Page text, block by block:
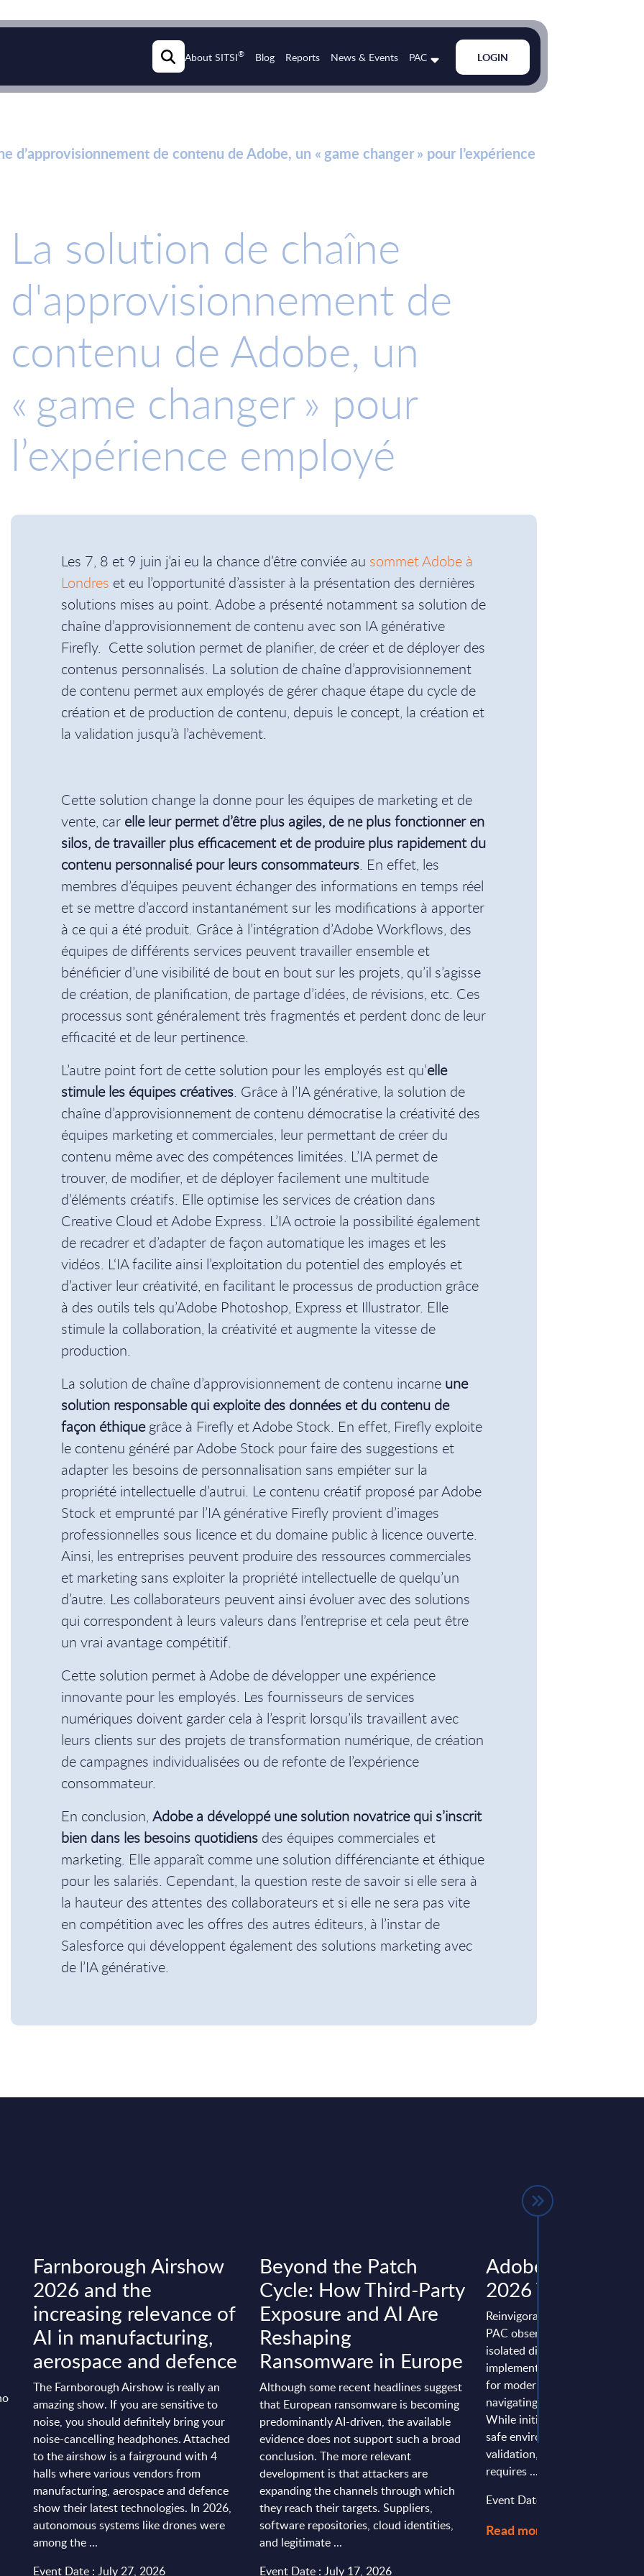
About SITSI® Blog Reports News & Events PAC LOGIN
d’approvisionnement de contenu de Adobe, un « game changer » pour l’expérience
La solution de chaîne
d'approvisionnement de
contenu de Adobe, un
« game changer » pour
l’expérience employé
Les 7, 8 et 9 juin j’ai eu la chance d’être conviée au sommet Adobe à
Londres et eu l’opportunité d’assister à la présentation des dernières
solutions mises au point. Adobe a présenté notamment sa solution de
chaîne d’approvisionnement de contenu avec son IA générative
Firefly. Cette solution permet de planifier, de créer et de déployer des
contenus personnalisés. La solution de chaîne d’approvisionnement
de contenu permet aux employés de gérer chaque étape du cycle de
création et de production de contenu, depuis le concept, la création et
la validation jusqu’à l’achèvement.
Cette solution change la donne pour les équipes de marketing et de
vente, carelle leur permet d’être plus agiles, de ne plus fonctionner en
silos, de travailler plus efficacement et de produire plus rapidement du
contenu personnalisé pour leurs consommateurs. En effet, les
membres d’équipes peuvent échanger des informations en temps réel
et se mettre d’accord instantanément sur les modifications à apporter
à ce qui a été produit. Grâce à l’intégration d’Adobe Workflows, des
équipes de différents services peuvent travailler ensemble et
bénéficier d’une visibilité de bout en bout sur les projets, qu’il s’agisse
de création, de planification, de partage d’idées, de révisions, etc. Ces
processus sont généralement très fragmentés et perdent donc de leur
efficacité et de leur pertinence.
L’autre point fort de cette solution pour les employés est qu’elle
stimule les équipes créatives. Grâce à l’IA générative, la solution de
chaîne d’approvisionnement de contenu démocratise la créativité des
équipes marketing et commerciales, leur permettant de créer du
contenu même avec des compétences limitées. L’IA permet de
trouver, de modifier, et de déployer facilement une multitude
d’éléments créatifs. Elle optimise les services de création dans
Creative Cloud et Adobe Express. L’IA octroie la possibilité également
de recadrer et d’adapter de façon automatique les images et les
vidéos. L‘IA facilite ainsi l’exploitation du potentiel des employés et
d’activer leur créativité, en facilitant le processus de production grâce
à des outils tels qu’Adobe Photoshop, Express et Illustrator. Elle
stimule la collaboration, la créativité et augmente la vitesse de
production.
La solution de chaîne d’approvisionnement de contenu incarne une
solution responsable qui exploite des données et du contenu de
façon éthiquegrâce à Firefly et Adobe Stock. En effet, Firefly exploite
le contenu généré par Adobe Stock pour faire des suggestions et
adapter les besoins de personnalisation sans empiéter sur la
propriété intellectuelle d’autrui. Le contenu créatif proposé par Adobe
Stock et emprunté par l’IA générative Firefly provient d’images
professionnelles sous licence et du domaine public à licence ouverte.
Ainsi, les entreprises peuvent produire des ressources commerciales
et marketing sans exploiter la propriété intellectuelle de quelqu’un
d’autre. Les collaborateurs peuvent ainsi évoluer avec des solutions
qui correspondent à leurs valeurs dans l’entreprise et cela peut être
un vrai avantage compétitif.
Cette solution permet à Adobe de développer une expérience
innovante pour les employés. Les fournisseurs de services
numériques doivent garder cela à l’esprit lorsqu’ils travaillent avec
leurs clients sur des projets de transformation numérique, de création
de campagnes individualisées ou de refonte de l’expérience
consommateur.
En conclusion, Adobe a développé une solution novatrice qui s’inscrit
bien dans les besoins quotidiensdes équipes commerciales et
marketing. Elle apparaît comme une solution différenciante et éthique
pour les salariés. Cependant, la question reste de savoir si elle sera à
la hauteur des attentes des collaborateurs et si elle ne sera pas vite
en compétition avec les offres des autres éditeurs, à l’instar de
Salesforce qui développent également des solutions marketing avec
de l’IA générative.
Farnborough Airshow
2026 and the
increasing relevance of
AI in manufacturing,
aerospace and defence
The Farnborough Airshow is really an
amazing show. If you are sensitive to
noise, you should definitely bring your
noise-cancelling headphones. Attached
to the airshow is a fairground with 4
halls where various vendors from
manufacturing, aerospace and defence
show their latest technologies. In 2026,
autonomous systems like drones were
among the ...
Event Date : July 27, 2026
Beyond the Patch
Cycle: How Third-Party
Exposure and AI Are
Reshaping
Ransomware in Europe
Although some recent headlines suggest
that European ransomware is becoming
predominantly AI-driven, the available
evidence does not support such a broad
conclusion. The more relevant
development is that attackers are
expanding the channels through which
they reach their targets. Suppliers,
software repositories, cloud identities,
and legitimate ...
Event Date : July 17, 2026
Adobe Summit
2026 Takeaway
Reinvigorating Enterprise CX
PAC observes that the
isolated digital pilots to
implementation is the defining
for modern C-suite executives
navigating complex legacy
While initial experimentation
safe environment for technical
validation, operational reality
requires ...
Event Date : July 15, 2026
Read more